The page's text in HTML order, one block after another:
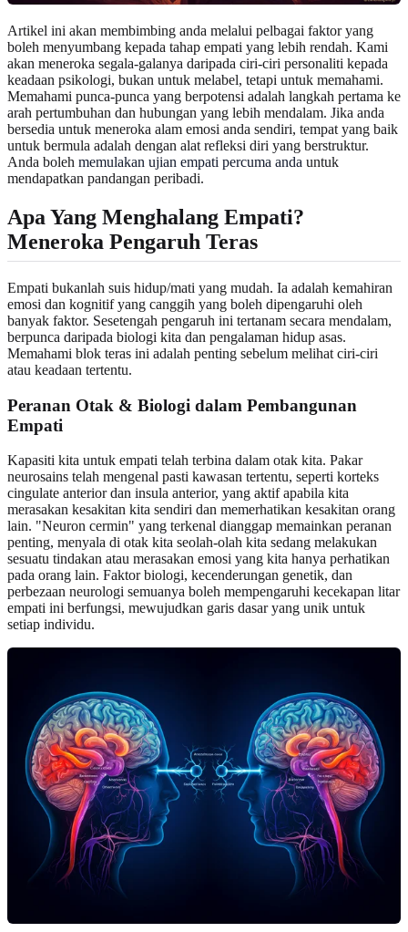
Artikel ini akan membimbing anda melalui pelbagai faktor yang
boleh menyumbang kepada tahap empati yang lebih rendah. Kami
akan meneroka segala-galanya daripada ciri-ciri personaliti kepada
keadaan psikologi, bukan untuk melabel, tetapi untuk memahami.
Memahami punca-punca yang berpotensi adalah langkah pertama ke
arah pertumbuhan dan hubungan yang lebih mendalam. Jika anda
bersedia untuk meneroka alam emosi anda sendiri, tempat yang baik
untuk bermula adalah dengan alat refleksi diri yang berstruktur.
Anda boleh memulakan ujian empati percuma anda untuk
mendapatkan pandangan peribadi.
Apa Yang Menghalang Empati?
Meneroka Pengaruh Teras
Empati bukanlah suis hidup/mati yang mudah. Ia adalah kemahiran
emosi dan kognitif yang canggih yang boleh dipengaruhi oleh
banyak faktor. Sesetengah pengaruh ini tertanam secara mendalam,
berpunca daripada biologi kita dan pengalaman hidup asas.
Memahami blok teras ini adalah penting sebelum melihat ciri-ciri
atau keadaan tertentu.
Peranan Otak & Biologi dalam Pembangunan
Empati
Kapasiti kita untuk empati telah terbina dalam otak kita. Pakar
neurosains telah mengenal pasti kawasan tertentu, seperti korteks
cingulate anterior dan insula anterior, yang aktif apabila kita
merasakan kesakitan kita sendiri dan memerhatikan kesakitan orang
lain. "Neuron cermin" yang terkenal dianggap memainkan peranan
penting, menyala di otak kita seolah-olah kita sedang melakukan
sesuatu tindakan atau merasakan emosi yang kita hanya perhatikan
pada orang lain. Faktor biologi, kecenderungan genetik, dan
perbezaan neurologi semuanya boleh mempengaruhi kecekapan litar
empati ini berfungsi, mewujudkan garis dasar yang unik untuk
setiap individu.